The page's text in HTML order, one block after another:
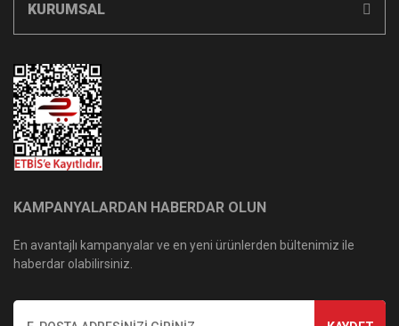
KURUMSAL
KAMPANYALARDAN HABERDAR OLUN
En avantajlı kampanyalar ve en yeni ürünlerden bültenimiz ile
haberdar olabilirsiniz.